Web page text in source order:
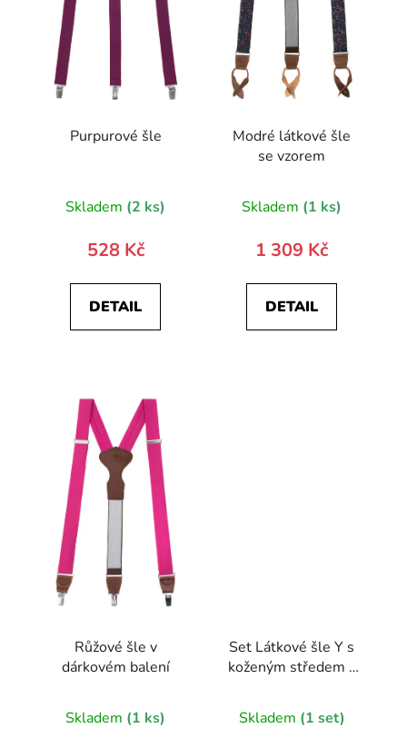
Purpurové šle
Skladem (2 ks)
528 Kč
DETAIL
Modré látkové šle
se vzorem
Skladem (1 ks)
1 309 Kč
DETAIL
Růžové šle v
dárkovém balení
Skladem (1 ks)
Set Látkové šle Y s
koženým středem a
35 mm, motýlek a
kapesníček 881-
Skladem (1 set)